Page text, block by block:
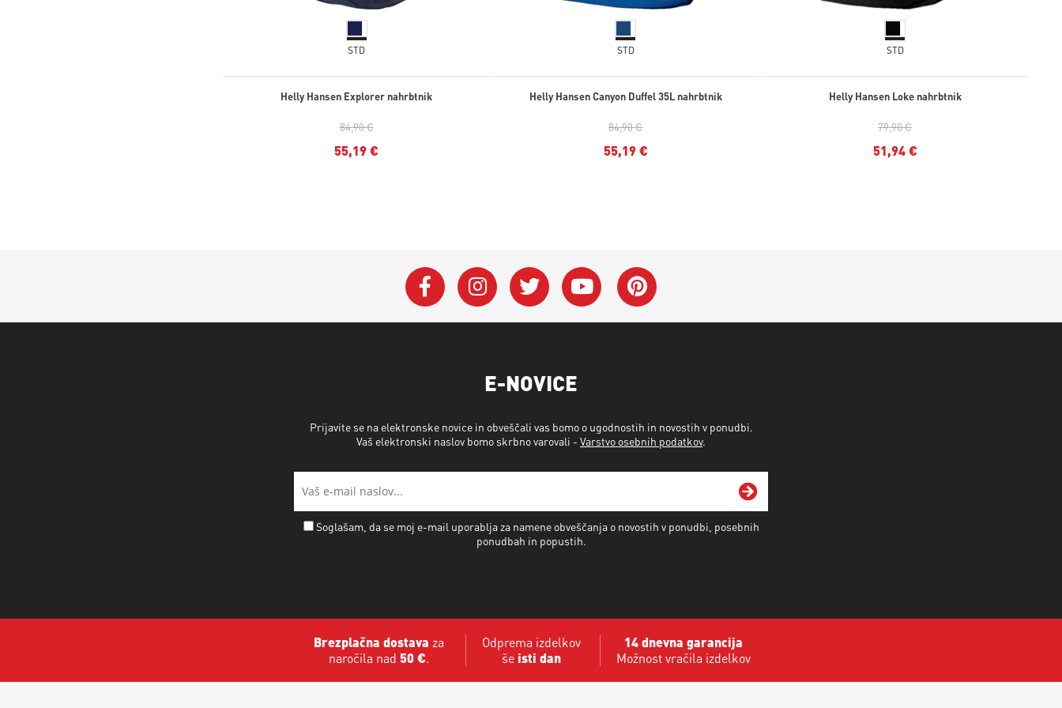
STD
Helly Hansen Explorer nahrbtnik
84,90 €
55,19 €
STD
Helly Hansen Canyon Duffel 35L nahrbtnik
84,90 €
55,19 €
STD
Helly Hansen Loke nahrbtnik
79,90 €
51,94 €
E-NOVICE
Prijavite se na elektronske novice in obveščali vas bomo o ugodnostih in novostih v ponudbi.
Vaš elektronski naslov bomo skrbno varovali - Varstvo osebnih podatkov.
Soglašam, da se moj e-mail uporablja za namene obveščanja o novostih v ponudbi, posebnih
ponudbah in popustih.
Brezplačna dostava za
naročila nad 50 €.
Odprema izdelkov
še isti dan
14 dnevna garancija
Možnost vračila izdelkov